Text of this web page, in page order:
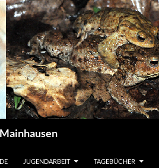
JUGENDARBEIT TAGEBÜCHER